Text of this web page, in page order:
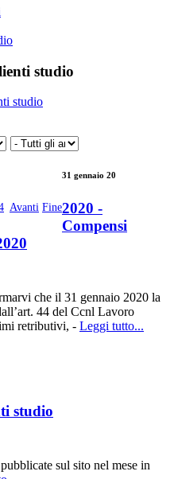
studio
studio
Avanti Fine
31 gennaio 20
2020 -
Compensi
che il 31 gennaio 2020 la
44 del Ccnl Lavoro
retributivi, - Leggi tutto...
studio
sul sito nel mese in